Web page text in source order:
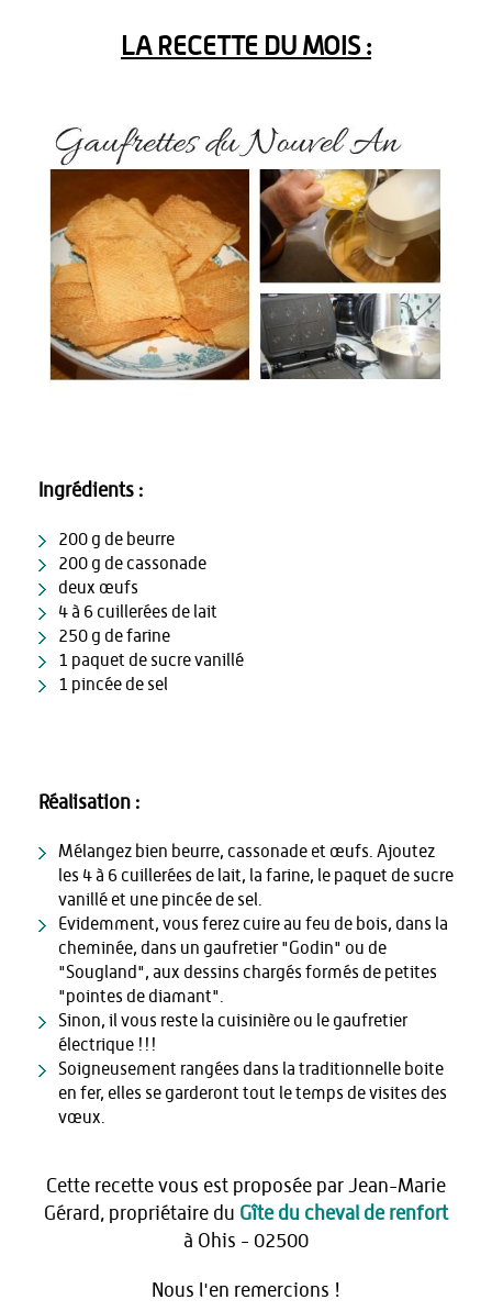
LA RECETTE DU MOIS :
Ingrédients :
200 g de beurre
200 g de cassonade
deux œufs
4 à 6 cuillerées de lait
250 g de farine
1 paquet de sucre vanillé
1 pincée de sel
Réalisation :
Mélangez bien beurre, cassonade et œufs. Ajoutez
les 4 à 6 cuillerées de lait, la farine, le paquet de sucre
vanillé et une pincée de sel.
Evidemment, vous ferez cuire au feu de bois, dans la
cheminée, dans un gaufretier "Godin" ou de
"Sougland", aux dessins chargés formés de petites
"pointes de diamant".
Sinon, il vous reste la cuisinière ou le gaufretier
électrique !!!
Soigneusement rangées dans la traditionnelle boite
en fer, elles se garderont tout le temps de visites des
vœux.
Cette recette vous est proposée par Jean-Marie
Gérard, propriétaire du Gîte du cheval de renfort
à Ohis - 02500
Nous l'en remercions !